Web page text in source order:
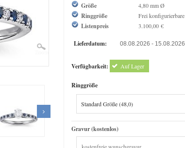
Zoom
Größe 4,80 mm Ø
Ringgröße Frei
Listenpreis 3.100,00 €
Lieferdatum: 08.08.2026 - 15.08.2026
Verfügbarkeit: Auf Lager
Ringgröße
Gravur (kostenlos)